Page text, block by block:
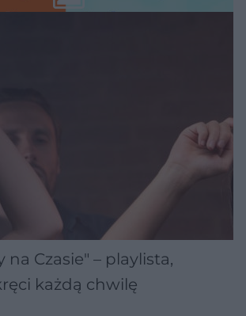
na Czasie" – playlista,
każdą chwilę